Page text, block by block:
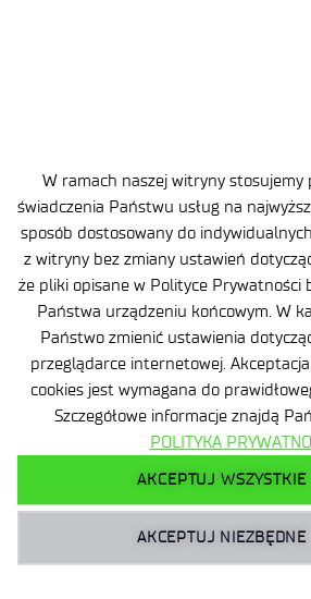
W ramach naszej witryny stosujemy
świadczenia Państwu usług na
sposób dostosowany do
z witryny bez zmiany ustawień
że pliki opisane w Polityce Prywatności
Państwa urządzeniu końcowym. W
Państwo zmienić ustawienia
przeglądarce internetowej.
cookies jest wymagana do
Szczegółowe informacje znajdą
POLITYKA
AKCEPTUJ WSZYSTKIE
AKCEPTUJ NIEZBĘDNE
Klauzula informacyjna
Deklaracja dostępności
Polityka prywatności
Zamówienia publiczne
Plan równości płci | GEP
Zgłaszanie naruszeń prawa